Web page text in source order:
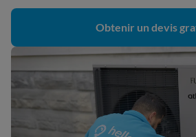
Obtenir un devis